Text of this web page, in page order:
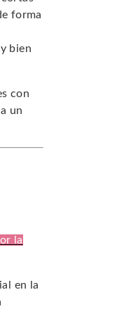
forma
bien
con
un
la
en la